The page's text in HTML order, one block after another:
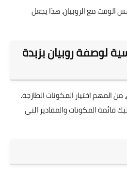
مع الروبيان. هذا يجعل
لوصفة روبيان بزبدة
من المهم اختيار المكونات الطازجة.
قائمة المكونات والمقادير التي